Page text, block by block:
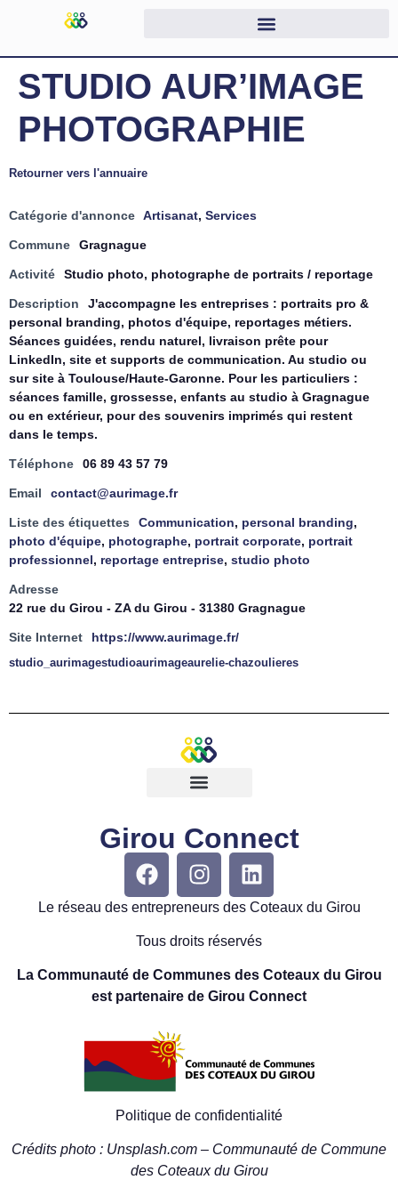
STUDIO AUR’IMAGE
PHOTOGRAPHIE
Retourner vers l'annuaire
Catégorie d'annonce Artisanat, Services
Commune Gragnague
Activité Studio photo, photographe de portraits / reportage
Description
J'accompagne les entreprises : portraits pro &
personal branding, photos d'équipe, reportages métiers.
Séances guidées, rendu naturel, livraison prête pour
LinkedIn, site et supports de communication. Au studio ou
sur site à Toulouse/Haute-Garonne. Pour les particuliers :
séances famille, grossesse, enfants au studio à Gragnague
ou en extérieur, pour des souvenirs imprimés qui restent
dans le temps.
Téléphone 06 89 43 57 79
Email contact@aurimage.fr
Liste des étiquettes Communication, personal branding,
photo d'équipe, photographe, portrait corporate, portrait
professionnel, reportage entreprise, studio photo
Adresse
22 rue du Girou - ZA du Girou - 31380 Gragnague
Site Internet https://www.aurimage.fr/
studio_aurimagestudioaurimageaurelie-chazoulieres
Girou Connect
Le réseau des entrepreneurs des Coteaux du Girou
Tous droits réservés
La Communauté de Communes des Coteaux du Girou
est partenaire de Girou Connect
Politique de confidentialité
Crédits photo : Unsplash.com – Communauté de Commune
des Coteaux du Girou